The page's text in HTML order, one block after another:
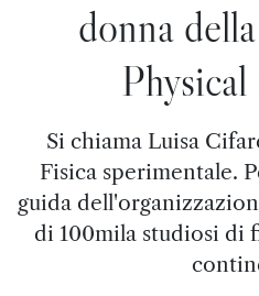
donna
Si chiama Luisa
Fisica sperimentale.
guida
di 100mila studiosi di